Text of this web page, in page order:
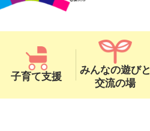
子育て支援
みんなの遊びと
交流の場